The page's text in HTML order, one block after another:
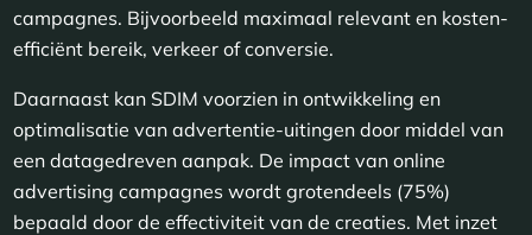
campagnes. Bijvoorbeeld maximaal relevant en kosten-
efficiënt bereik, verkeer of conversie.
Daarnaast kan SDIM voorzien in ontwikkeling en
optimalisatie van advertentie-uitingen door middel van
een datagedreven aanpak. De impact van online
advertising campagnes wordt grotendeels (75%)
bepaald door de effectiviteit van de creaties. Met inzet